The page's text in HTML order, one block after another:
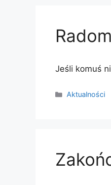
Jeśli komuś
Kategorie
Aktualności